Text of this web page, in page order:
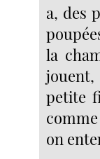
a, des
la
jouent,
petite
on